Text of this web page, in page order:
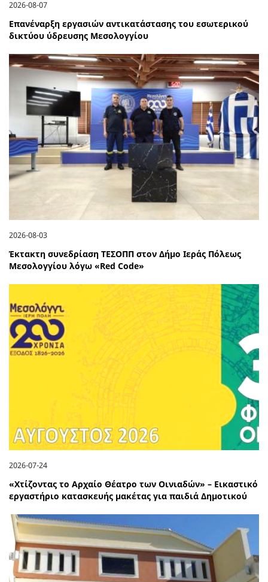
2026-08-07
Επανέναρξη εργασιών αντικατάστασης του εσωτερικού
δικτύου ύδρευσης Μεσολογγίου
2026-08-03
Έκτακτη συνεδρίαση ΤΕΣΟΠΠ στον Δήμο Ιεράς Πόλεως
Μεσολογγίου λόγω «Red Code»
2026-07-24
«Χτίζοντας το Αρχαίο Θέατρο των Οινιαδών» – Εικαστικό
εργαστήριο κατασκευής μακέτας για παιδιά Δημοτικού